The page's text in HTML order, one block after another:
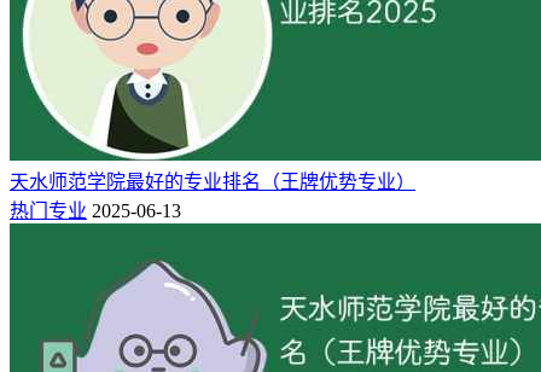
事园林苗木生产、园林绿化施工、园林植物养护等工作的高素
质技术技能人才
2.水产养殖技术
本专业培养德、智、体、美全面发展，具有良好职业道德和人
文素养，掌握水生动物繁殖、苗种培育、成品养殖及捕捞运
输、渔业设施建设基本知识，具备养殖水质分析与调控、水生
建设能力，从事水产养殖及技术服务、水产品营销及水产物流
等工作的高素质技术技能人才。
四：湖南应用技术学院简介
天水师范学院最好的专业排名（王牌优势专业）
热门专业 2025-06-13